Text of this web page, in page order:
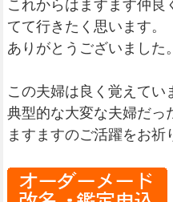
これからはますます仲良
てて行きたく思います。
ありがとうございました。
この夫婦は良く覚えてい
典型的な大変な夫婦だっ
ますますのご活躍をお祈